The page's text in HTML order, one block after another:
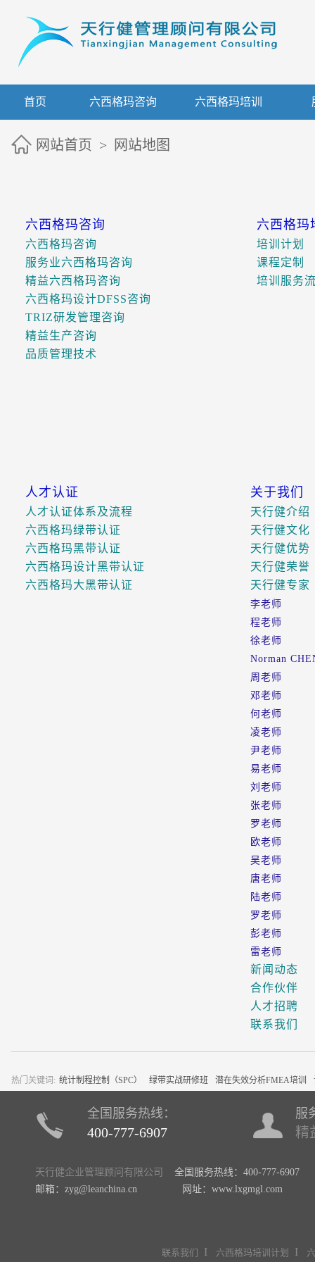
首页 六西格玛咨询 六西格玛培训
网站首页 > 网站地图
六西格玛咨询
六西格玛咨询
服务业六西格玛咨询
精益六西格玛咨询
六西格玛设计DFSS咨询
TRIZ研发管理咨询
精益生产咨询
品质管理技术
六西格玛
培训计划
课程定制
培训服务
人才认证
人才认证体系及流程
六西格玛绿带认证
六西格玛黑带认证
六西格玛设计黑带认证
六西格玛大黑带认证
关于我们
天行健介绍
天行健文化
天行健优势
天行健荣誉
天行健专家
李老师
程老师
徐老师
Norman
周老师
邓老师
何老师
凌老师
尹老师
易老师
刘老师
张老师
罗老师
欧老师
吴老师
唐老师
陆老师
罗老师
彭老师
雷老师
新闻动态
合作伙伴
人才招聘
联系我们
热门关键词: 统计制程控制（SPC） 绿带实战研修班 潜在失效分析FMEA培训
全国服务热线：
400-777-6907
服
精
天行健企业管理顾问有限公司
全国服务热线：400-777-6907
邮箱：zyg@leanchina.cn 网址：www.lxgmgl.com
联系我们 I 六西格玛培训计划 I